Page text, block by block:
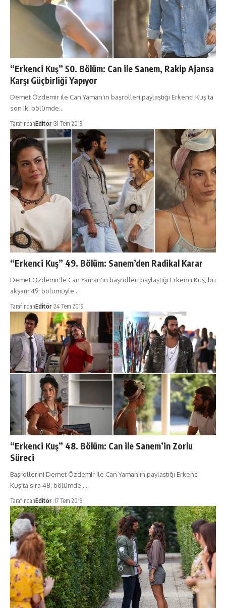
“Erkenci Kuş” 50. Bölüm: Can ile Sanem, Rakip Ajansa
Karşı Güçbirliği Yapıyor
Demet Özdemir ile Can Yaman'ın başrolleri paylaştığı Erkenci Kuş'ta
son iki bölümde…
TarafındanEditör 31 Tem 2019
“Erkenci Kuş” 49. Bölüm: Sanem’den Radikal Karar
Demet Özdemir'le Can Yaman'ın başrolleri paylaştığı Erkenci Kuş, bu
akşam 49. bölümüyle…
TarafındanEditör 24 Tem 2019
“Erkenci Kuş” 48. Bölüm: Can ile Sanem’in Zorlu
Süreci
Başrollerini Demet Özdemir ile Can Yaman'ın paylaştığı Erkenci
Kuş'ta sıra 48. bölümde.…
TarafındanEditör 17 Tem 2019